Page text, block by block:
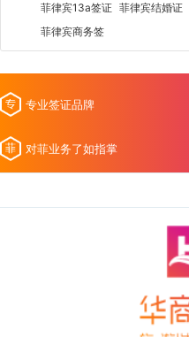
菲律宾13a签证 菲律宾结婚证
菲律宾商务签
专业签证品牌
对菲业务了如指掌